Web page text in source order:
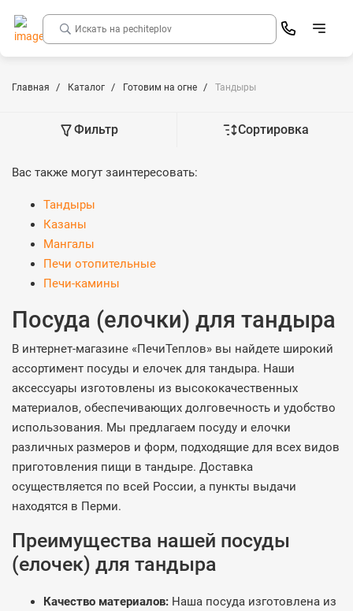
Главная Каталог Готовим на огне Тандыры
Фильтр Сортировка
Вас также могут заинтересовать:
Тандыры
Казаны
Мангалы
Печи отопительные
Печи-камины
Посуда (елочки) для тандыра
В интернет-магазине «ПечиТеплов» вы найдете широкий
ассортимент посуды и елочек для тандыра. Наши
аксессуары изготовлены из высококачественных
материалов, обеспечивающих долговечность и удобство
использования. Мы предлагаем посуду и елочки
различных размеров и форм, подходящие для всех видов
приготовления пищи в тандыре. Доставка
осуществляется по всей России, а пункты выдачи
находятся в Перми.
Преимущества нашей посуды
(елочек) для тандыра
Качество материалов: Наша посуда изготовлена из